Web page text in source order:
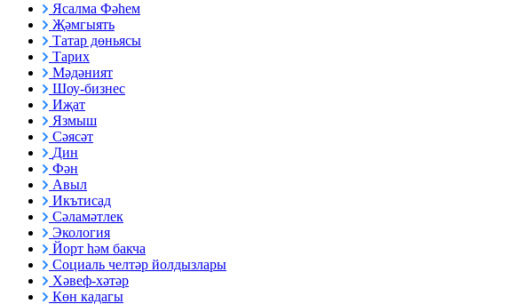
Ясалма Фәһем
Җәмгыять
Татар дөньясы
Тарих
Мәдәният
Шоу-бизнес
Иҗат
Язмыш
Сәясәт
Дин
Фән
Авыл
Икътисад
Сәламәтлек
Экология
Йорт һәм бакча
Социаль челтәр йолдызлары
Хәвеф-хәтәр
Көн кадагы